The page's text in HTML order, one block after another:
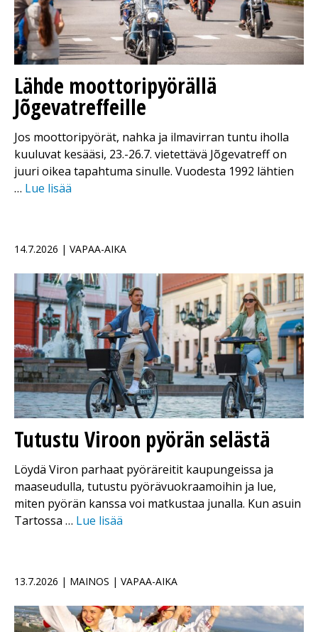
Lähde moottoripyörällä
Jõgevatreffeille
Jos moottoripyörät, nahka ja ilmavirran tuntu iholla
kuuluvat kesääsi, 23.-26.7. vietettävä Jõgevatreff on
juuri oikea tapahtuma sinulle. Vuodesta 1992 lähtien
… Lue lisää
14.7.2026 | VAPAA-AIKA
Tutustu Viroon pyörän selästä
Löydä Viron parhaat pyöräreitit kaupungeissa ja
maaseudulla, tutustu pyörävuokraamoihin ja lue,
miten pyörän kanssa voi matkustaa junalla. Kun asuin
Tartossa … Lue lisää
13.7.2026 | MAINOS | VAPAA-AIKA